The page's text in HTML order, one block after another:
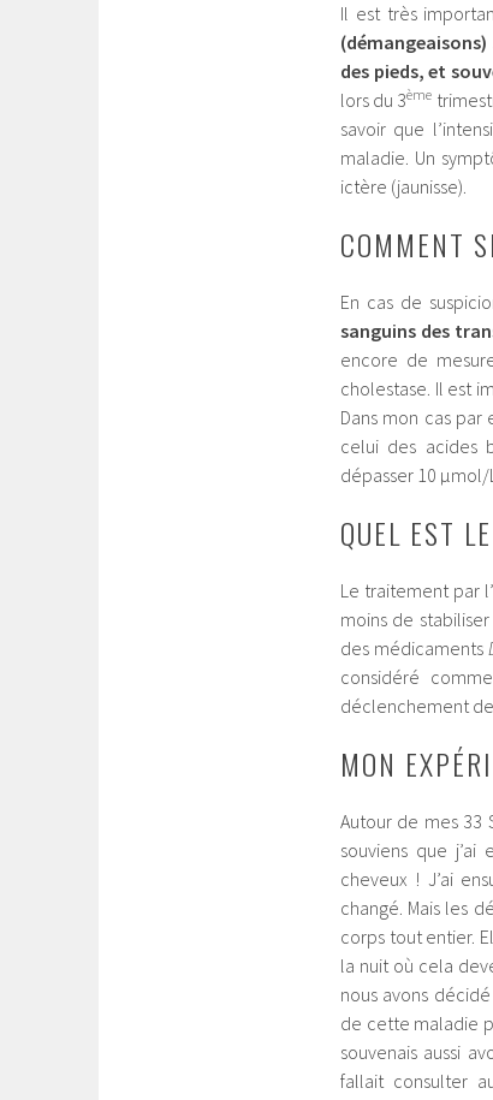
Il est très
des pieds, et
lors du 3ème
savoir que
maladie. Un
ictère (jaunisse).
COMMENT
En cas de
sanguins des
encore de
cholestase. Il est
Dans mon cas
celui des acides
dépasser 10 µmol/
QUEL EST
Le traitement par
moins de
des médicaments
considéré
déclenchement
MON
Autour de mes 33
souviens que
cheveux ! J’ai
changé. Mais les
corps tout entier.
la nuit où cela
nous avons
de cette maladie
souvenais aussi
fallait consulter